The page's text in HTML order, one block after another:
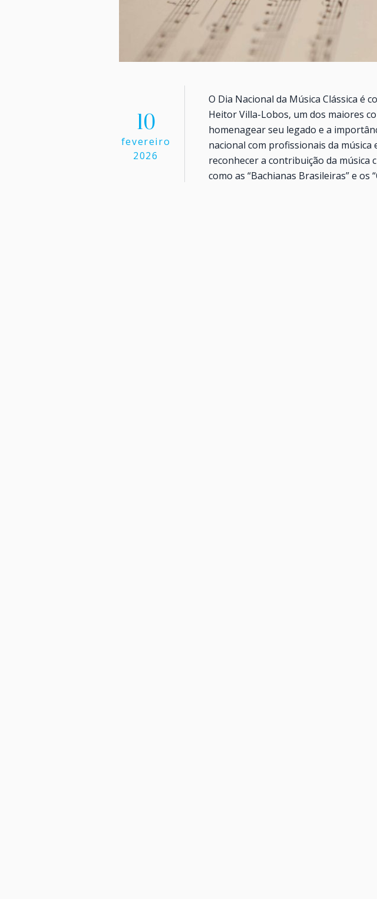
10
fevereiro
2026
O Dia Nacional da Música Clássica é
Heitor Villa-Lobos, um dos maiores
homenagear seu legado e a
nacional com profissionais da
reconhecer a contribuição da música
como as “Bachianas Brasileiras” e os